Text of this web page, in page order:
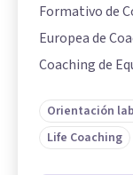
Formativo de
Europea de
Coaching de
Orientación
Life Coaching